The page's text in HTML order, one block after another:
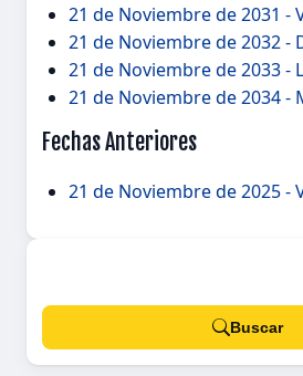
21 de Noviembre de 2031 -
21 de Noviembre de 2032 -
21 de Noviembre de 2033 -
21 de Noviembre de 2034 -
Fechas Anteriores
21 de Noviembre de 2025 -
Buscar